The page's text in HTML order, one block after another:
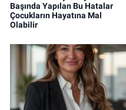
Başında Yapılan Bu Hatalar
Çocukların Hayatına Mal
Olabilir